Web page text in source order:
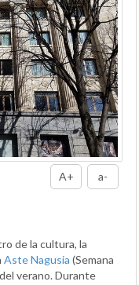
A+ a-
de la cultura, la
Aste Nagusia (Semana
verano. Durante